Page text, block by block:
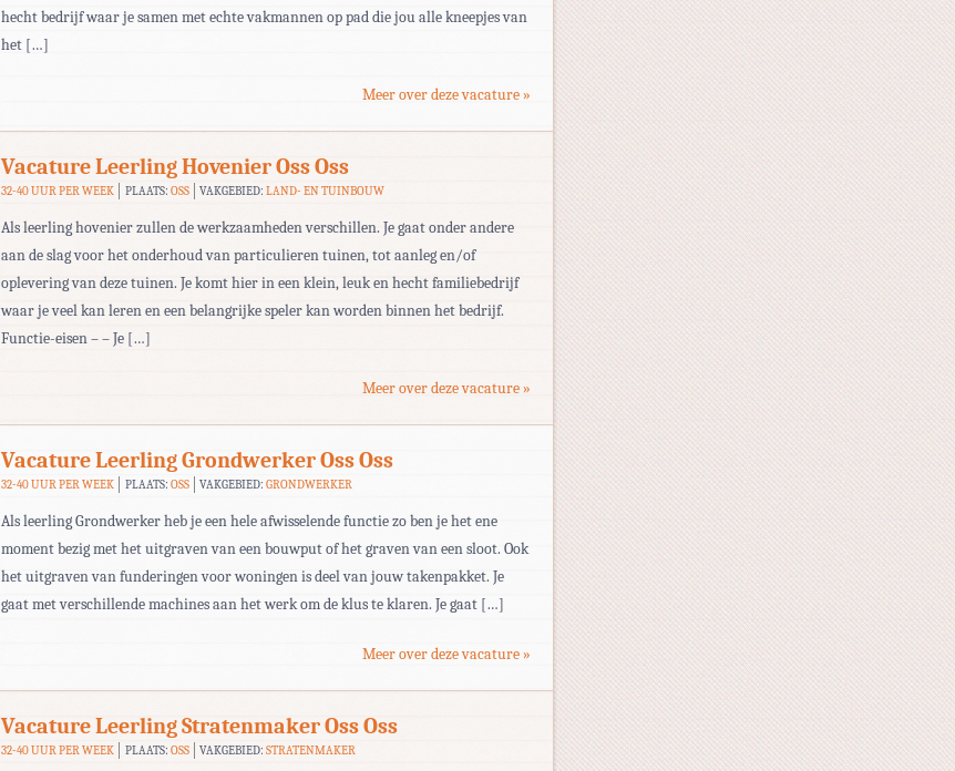
hecht bedrijf waar je samen met echte vakmannen op pad die jou alle kneepjes van
het […]
Meer over deze vacature »
Vacature Leerling Hovenier Oss Oss
32-40 UUR PER WEEK PLAATS: OSS VAKGEBIED:LAND- EN TUINBOUW
Als leerling hovenier zullen de werkzaamheden verschillen. Je gaat onder andere
aan de slag voor het onderhoud van particulieren tuinen, tot aanleg en/of
oplevering van deze tuinen. Je komt hier in een klein, leuk en hecht familiebedrijf
waar je veel kan leren en een belangrijke speler kan worden binnen het bedrijf.
Functie-eisen – – Je […]
Meer over deze vacature »
Vacature Leerling Grondwerker Oss Oss
32-40 UUR PER WEEK PLAATS: OSS VAKGEBIED:GRONDWERKER
Als leerling Grondwerker heb je een hele afwisselende functie zo ben je het ene
moment bezig met het uitgraven van een bouwput of het graven van een sloot. Ook
het uitgraven van funderingen voor woningen is deel van jouw takenpakket. Je
gaat met verschillende machines aan het werk om de klus te klaren. Je gaat […]
Meer over deze vacature »
Vacature Leerling Stratenmaker Oss Oss
32-40 UUR PER WEEK PLAATS: OSS VAKGEBIED:STRATENMAKER